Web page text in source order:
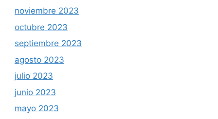
noviembre 2023
octubre 2023
septiembre 2023
agosto 2023
julio 2023
junio 2023
mayo 2023